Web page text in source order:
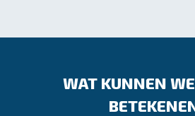
WAT KUNNEN WE